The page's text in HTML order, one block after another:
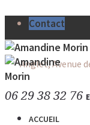
Contact
Anglet, Avenue
06 29 38 32 76
ACCUEIL